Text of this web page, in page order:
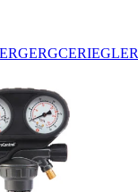
GCERIEGLER